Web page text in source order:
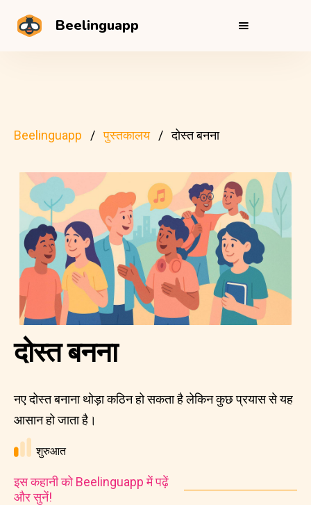
Beelinguapp
Beelinguapp पुस्तकालय दोस्त बनना
दोस्त बनना
नए दोस्त बनाना थोड़ा कठिन हो सकता है लेकिन कुछ प्रयास से यह
आसान हो जाता है।
शुरुआत
इस कहानी को Beelinguapp में पढ़ें
और सुनें!